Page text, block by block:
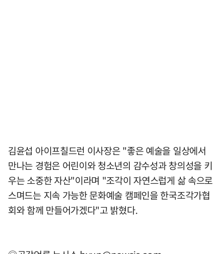
김윤섭 아이프칠드런 이사장은 "좋은 예술을 일상에서
만나는 경험은 어린이와 청소년의 감수성과 창의성을 키
우는 소중한 자산"이라며 "조각이 자연스럽게 삶 속으로
스며드는 지속 가능한 문화예술 캠페인을 한국조각가협
회와 함께 만들어가겠다"고 밝혔다.